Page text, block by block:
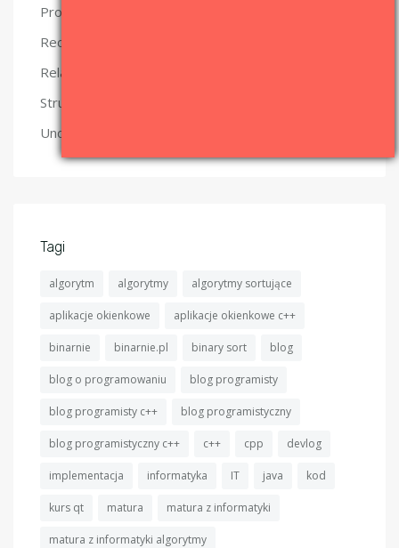
Projekty
Recenzje
Relacje
Struktury danych
Uncategorized
Tagi
algorytm algorytmy algorytmy sortujące
aplikacje okienkowe aplikacje okienkowe c++
binarnie binarnie.pl binary sort blog
blog o programowaniu blog programisty
blog programisty c++ blog programistyczny
blog programistyczny c++ c++ cpp devlog
implementacja informatyka IT java kod
kurs qt matura matura z informatyki
matura z informatyki algorytmy